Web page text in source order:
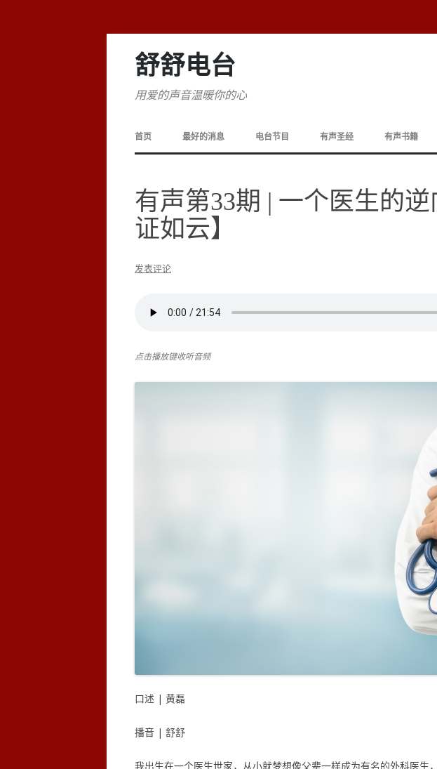
舒舒电台
用爱的声音温暖你的心
首页 最好的消息 电台节目 有声圣经 有声书籍
有声第33期 | 一个医生的
证如云】
发表评论
点击播放键收听音频
口述 | 黄磊
播音 | 舒舒
我出生在一个医生世家，从小就梦想像父辈一样成为有名的外科医生